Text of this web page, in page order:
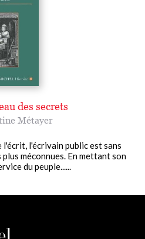
des secrets
Métayer
l'écrivain public est sans
méconnues. En mettant son
du peuple......